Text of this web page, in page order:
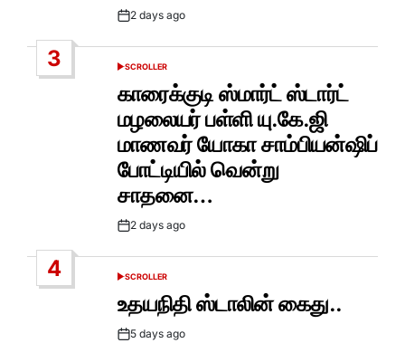
Post2 days ago
3
POSTED
SCROLLER
காரைக்குடி ஸ்மார்ட் ஸ்டார்ட்
மழலையர் பள்ளி யு.கே.ஜி
மாணவர் யோகா சாம்பியன்ஷிப்
போட்டியில் வென்று
சாதனை…
Post2 days ago
4
POSTED
SCROLLER
உதயநிதி ஸ்டாலின் கைது..
Post5 days ago